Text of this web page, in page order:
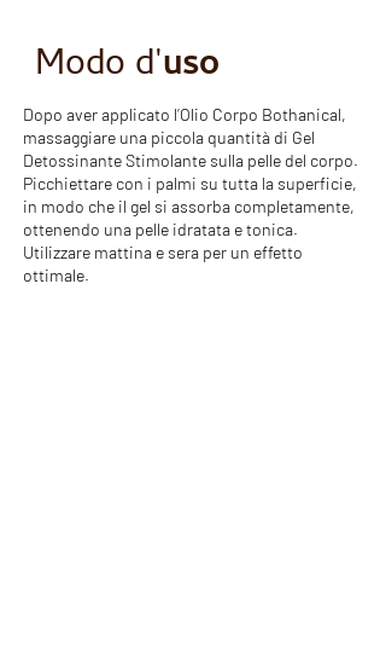
Modo d'uso
Dopo aver applicato l’Olio Corpo Bothanical,
massaggiare una piccola quantità di Gel
Detossinante Stimolante sulla pelle del corpo.
Picchiettare con i palmi su tutta la superficie,
in modo che il gel si assorba completamente,
ottenendo una pelle idratata e tonica.
Utilizzare mattina e sera per un effetto
ottimale.